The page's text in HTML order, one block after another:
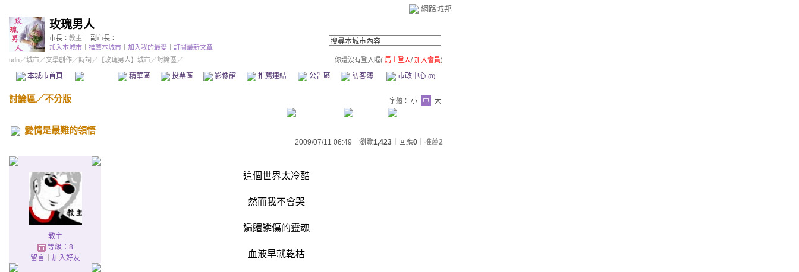
網路城邦
玫瑰男人
市長： 教主
副市長：
加入本城市
推薦本城市 加入我的最愛
訂閱最新文章
udn／城市／文學創作／詩詞 ／ 【玫瑰男人】城市／討論區／ 你還沒有登入喔( 馬上登入/ 加入會員)
本城市首頁 精華區 投票區 影像館 推薦連結 公告區 訪客簿 市政中心 (0)
討論區／不分版 字體： 小 中 大
愛情是最難的領悟
2009/07/11 06:49 瀏覽1,423 ｜回應0 推薦2
教主
等級：8
留言｜ 加入好友
這個世界太冷酷
然而我不會哭
遍體鱗傷的靈魂
血液早就乾枯